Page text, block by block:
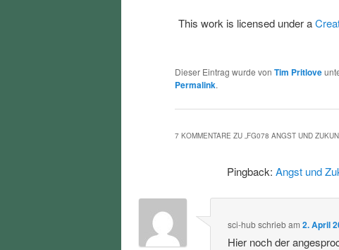
This work is licensed under a
Dieser Eintrag wurde von Tim Pritlove
Permalink.
7 KOMMENTARE ZU „FG078 ANGST UND
Pingback:Angst und
sci-hubschriebam2. April
Hier noch der